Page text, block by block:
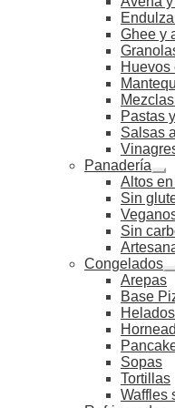
Ghee y
Huevos
Pastas
Salsas
Panadería
Altos
Sin
Sin
Congelados
Arepas
Base
Helados
Sopas
Tortillas
Waffles